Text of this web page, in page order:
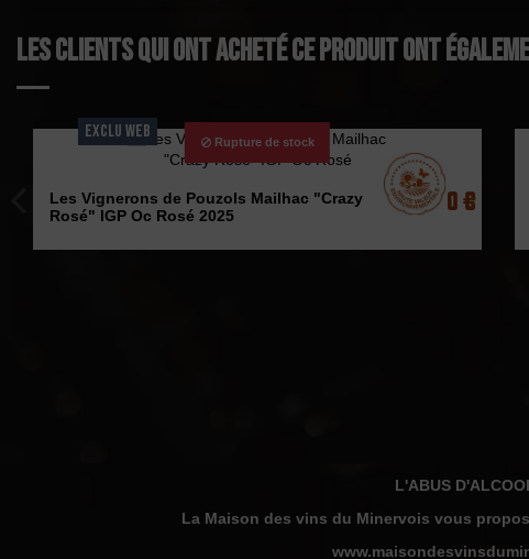
Les clients qui ont acheté ce produit ont
EXCLU WEB Rupture de stock
Les Vignerons de Pouzols Mailhac "Crazy
Rosé" IGP Oc Rosé 2025
7,20 €
L'ABUS
La Maison des vins du Minervois vous
www.